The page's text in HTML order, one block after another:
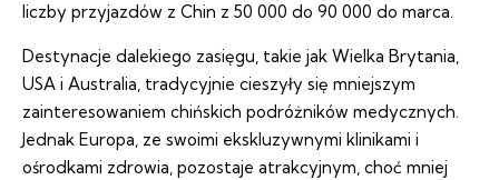
liczby przyjazdów z Chin z 50 000 do 90 000 do marca.
Destynacje dalekiego zasięgu, takie jak Wielka Brytania,
USA i Australia, tradycyjnie cieszyły się mniejszym
zainteresowaniem chińskich podróżników medycznych.
Jednak Europa, ze swoimi ekskluzywnymi klinikami i
ośrodkami zdrowia, pozostaje atrakcyjnym, choć mniej